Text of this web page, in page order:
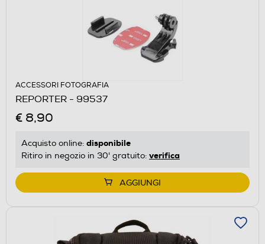
ACCESSORI FOTOGRAFIA
REPORTER - 99537
€ 8,90
Acquisto online: disponibile
Ritiro in negozio in 30' gratuito: verifica
AGGIUNGI